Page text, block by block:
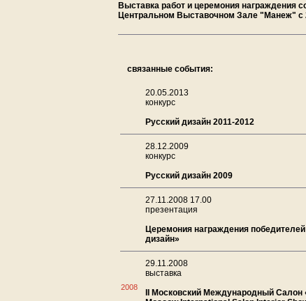
Выставка работ и церемония награждения
Центральном Выставочном Зале "Манеж" с
связанные события:
20.05.2013
конкурс
Русский дизайн 2011-2012
28.12.2009
конкурс
Русский дизайн 2009
27.11.2008 17.00
презентация
Церемония награждения
дизайн»
2008
29.11.2008
выставка
II Московский Международный